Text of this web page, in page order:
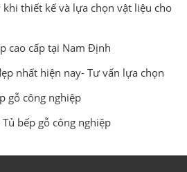
thiết kế và lựa chọn vật liệu cho
cao cấp tại Nam Định
nhất hiện nay- Tư vấn lựa chọn
gỗ công nghiệp
bếp gỗ công nghiệp